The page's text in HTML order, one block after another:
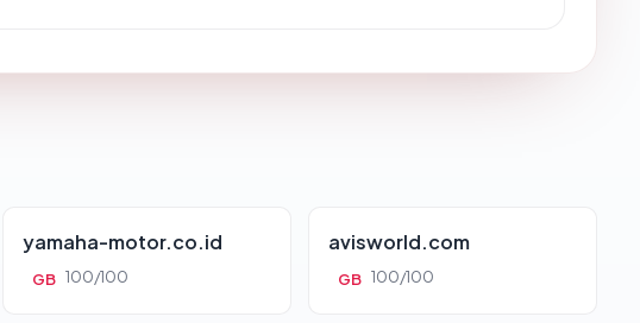
yamaha-motor.co.id
GB 100/100
avisworld.com
GB 100/100